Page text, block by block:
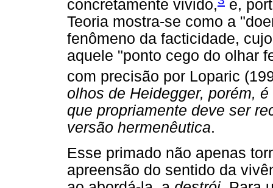
concretamente vivido,
e,
Teoria mostra-se como a
fenômeno da facticidade,
aquele "ponto cego do olhar
com precisão por Loparic
olhos de Heidegger, porém,
que propriamente deve ser
versão hermenêutica.
Esse primado não apenas
apreensão do sentido da